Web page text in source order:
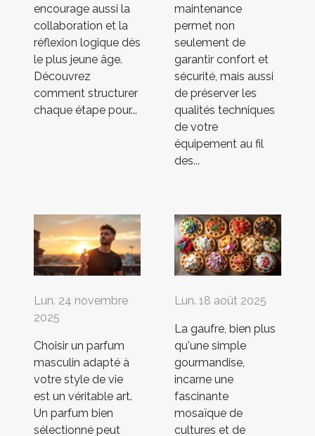
encourage aussi la
collaboration et la
réflexion logique dès
le plus jeune âge.
Découvrez
comment structurer
chaque étape pour...
maintenance
permet non
seulement de
garantir confort et
sécurité, mais aussi
de préserver les
qualités techniques
de votre
équipement au fil
des...
Lun. 24 novembre
2025
Choisir un parfum
masculin adapté à
votre style de vie
est un véritable art.
Un parfum bien
sélectionné peut
Lun. 18 août 2025
La gaufre, bien plus
qu'une simple
gourmandise,
incarne une
fascinante
mosaïque de
cultures et de